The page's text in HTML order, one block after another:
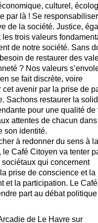
culturel,
par là ! Se
de la société. Justice,
les trois valeurs
de notre société. Sans
de restaurer des
? Nos valeurs
se fait discrète, voire
avenir par la prise de
Sachons restaurer la
pour une qualité de
attentes de chacun
son identité.
à redonner du sens à la
Café Citoyen va tenter
qui concernent
prise de conscience et la
et la participation. Le Café
part au débat
de Le Havre sur